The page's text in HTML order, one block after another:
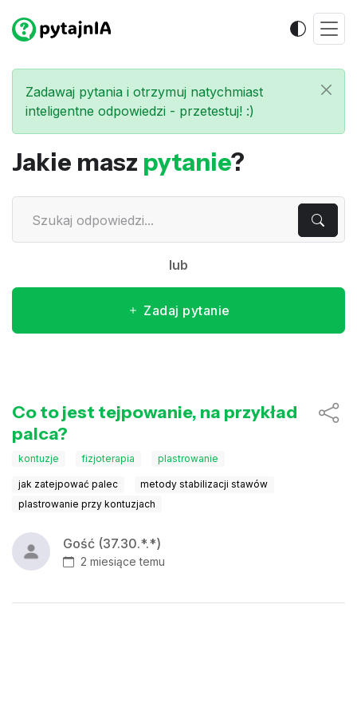
Zadawaj pytania i otrzymuj natychmiast
inteligentne odpowiedzi - przetestuj! :)
Jakie masz pytanie?
lub
Zadaj pytanie
Co to jest tejpowanie, na przykład
palca?
kontuzje fizjoterapia plastrowanie
jak zatejpować palec
metody stabilizacji stawów
plastrowanie przy kontuzjach
Gość (37.30.*.*)
2 miesiące temu